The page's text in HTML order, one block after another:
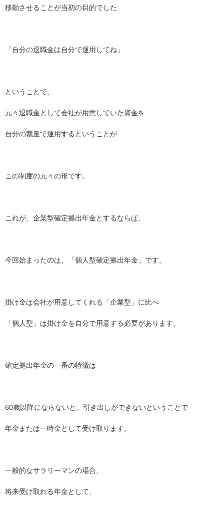
移動させることが当初の目的でした
「自分の退職金は自分で運用してね」
ということで、
元々退職金として会社が用意していた資金を
自分の裁量で運用するということが
この制度の元々の形です。
これが、企業型確定拠出年金とするならば、
今回始まったのは、「個人型確定拠出年金」です。
掛け金は会社が用意してくれる「企業型」に比べ
「個人型」は掛け金を自分で用意する必要があります。
確定拠出年金の一番の特徴は
60歳以降にならないと、引き出しができ ないということで
年金または一時金として受け取ります。
一般的なサラリーマンの場合、
将来受け取れる年金として、